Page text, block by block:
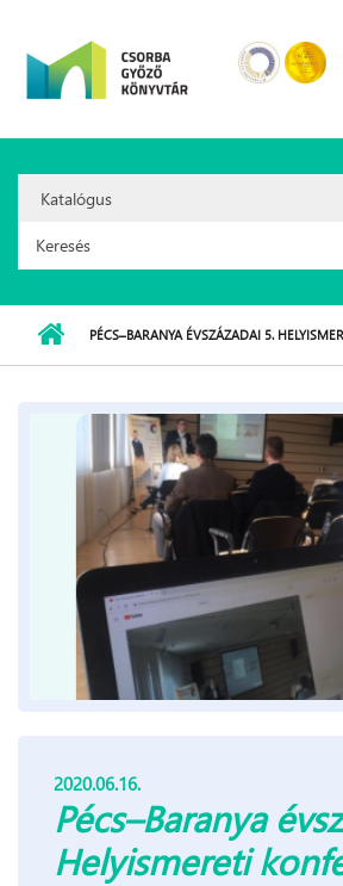
Option:
Keresés űrlap
PÉCS–BARANYA ÉVSZÁZADAI 5.
2020.06.16.
Pécs–Baranya
Helyismereti